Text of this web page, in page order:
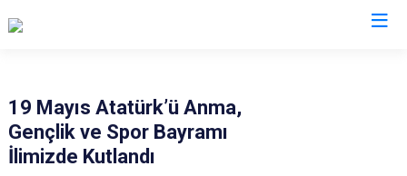
19 Mayıs Atatürk’ü Anma,
Gençlik ve Spor Bayramı
İlimizde Kutlandı